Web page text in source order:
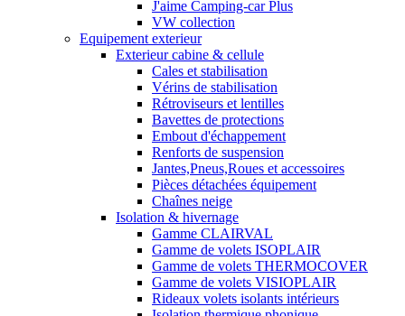
J'aime Camping-car Plus
VW collection
Equipement exterieur
Exterieur cabine & cellule
Cales et stabilisation
Vérins de stabilisation
Rétroviseurs et lentilles
Bavettes de protections
Embout d'échappement
Renforts de suspension
Jantes,Pneus,Roues et accessoires
Pièces détachées équipement
Chaînes neige
Isolation & hivernage
Gamme CLAIRVAL
Gamme de volets ISOPLAIR
Gamme de volets THERMOCOVER
Gamme de volets VISIOPLAIR
Rideaux volets isolants intérieurs